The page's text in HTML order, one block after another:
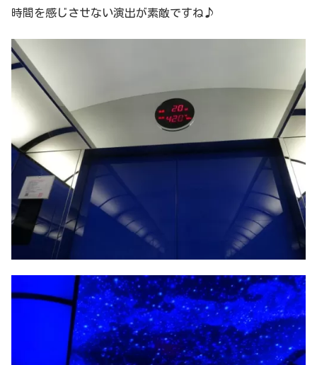
時間を感じさせない演出が素敵ですね♪